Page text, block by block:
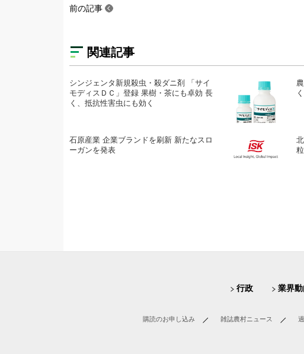
前の記事
関連記事
シンジェンタ新規殺虫・殺ダニ剤 「サイ
モディスＤＣ」登録 果樹・茶にも卓効 長
く、抵抗性害虫にも効く
石原産業 企業ブランドを刷新 新たなスロ
ーガンを発表
行政 業界動
購読のお申し込み 雑誌農村ニュース